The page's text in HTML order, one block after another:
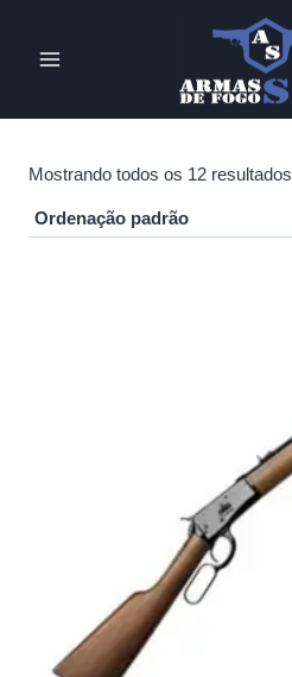
Mostrando todos os 12 resultados